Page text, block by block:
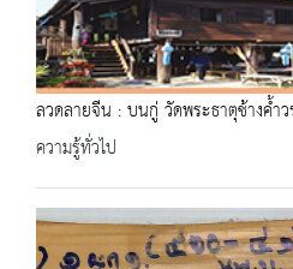
ลวดลายจีน : บนกู่ วัดพระธาตุช้างค้ำว
ความรู้ทั่วไป